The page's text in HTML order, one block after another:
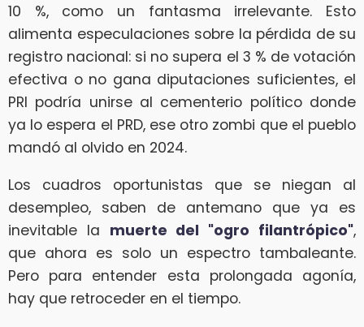
10 %, como un fantasma irrelevante. Esto
alimenta especulaciones sobre la pérdida de su
registro nacional: si no supera el 3 % de votación
efectiva o no gana diputaciones suficientes, el
PRI podría unirse al cementerio político donde
ya lo espera el PRD, ese otro zombi que el pueblo
mandó al olvido en 2024.
Los cuadros oportunistas que se niegan al
desempleo, saben de antemano que ya es
inevitable la muerte del "ogro filantrópico",
que ahora es solo un espectro tambaleante.
Pero para entender esta prolongada agonía,
hay que retroceder en el tiempo.